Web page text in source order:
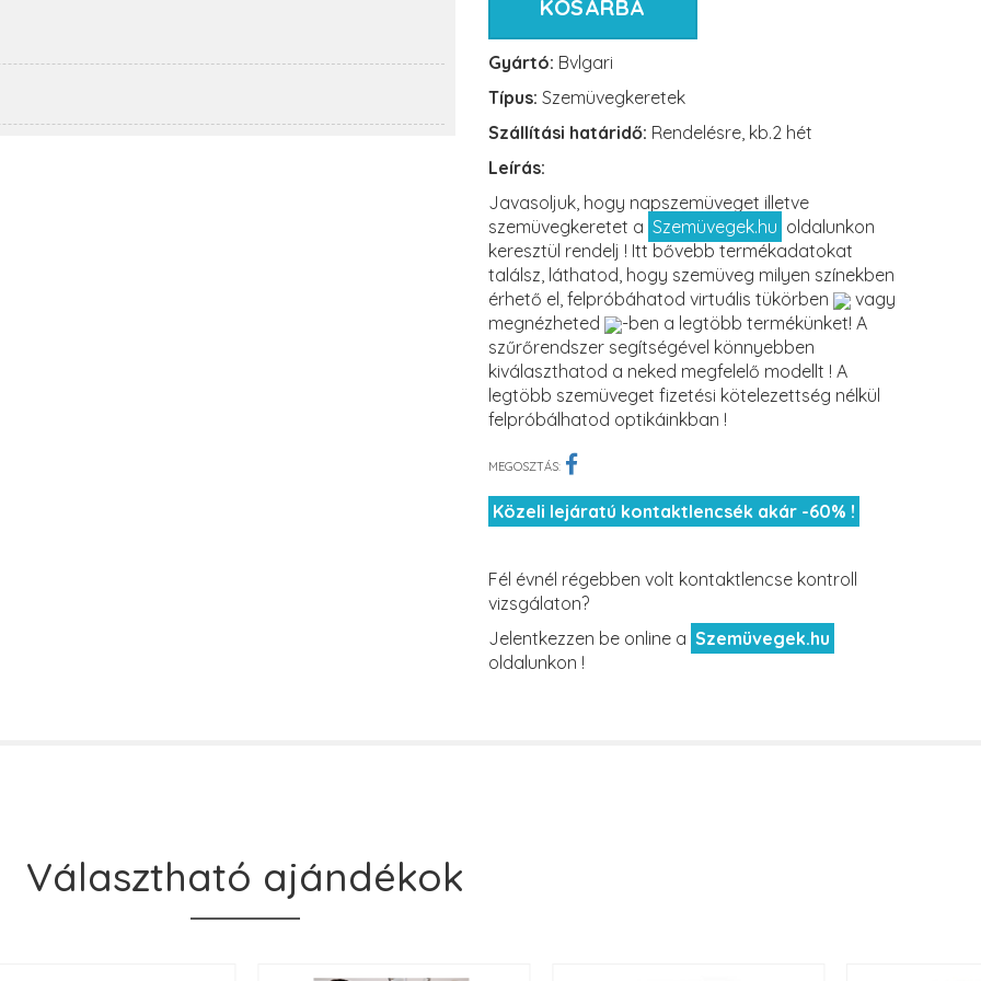
KOSÁRBA
Gyártó: Bvlgari
Típus: Szemüvegkeretek
Szállítási határidő: Rendelésre, kb.2 hét
Leírás:
Javasoljuk, hogy napszemüveget illetve
szemüvegkeretet a Szemüvegek.hu oldalunkon
keresztül rendelj ! Itt bővebb termékadatokat
találsz, láthatod, hogy szemüveg milyen színekben
érhető el, felpróbáhatod virtuális tükörben
vagy
megnézheted
-ben a legtöbb termékünket! A
szűrőrendszer segítségével könnyebben
kiválaszthatod a neked megfelelő modellt ! A
legtöbb szemüveget fizetési kötelezettség nélkül
felpróbálhatod optikáinkban !
MEGOSZTÁS:
Közeli lejáratú kontaktlencsék akár -60% !
Fél évnél régebben volt kontaktlencse kontroll
vizsgálaton?
Jelentkezzen be online a Szemüvegek.hu
oldalunkon !
Választható ajándékok